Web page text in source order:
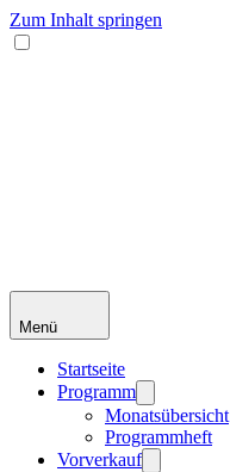
Zum Inhalt springen
Menü
Startseite
Programm
Monatsübersicht
Programmheft
Vorverkauf